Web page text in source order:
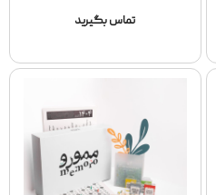
تماس بگیرید